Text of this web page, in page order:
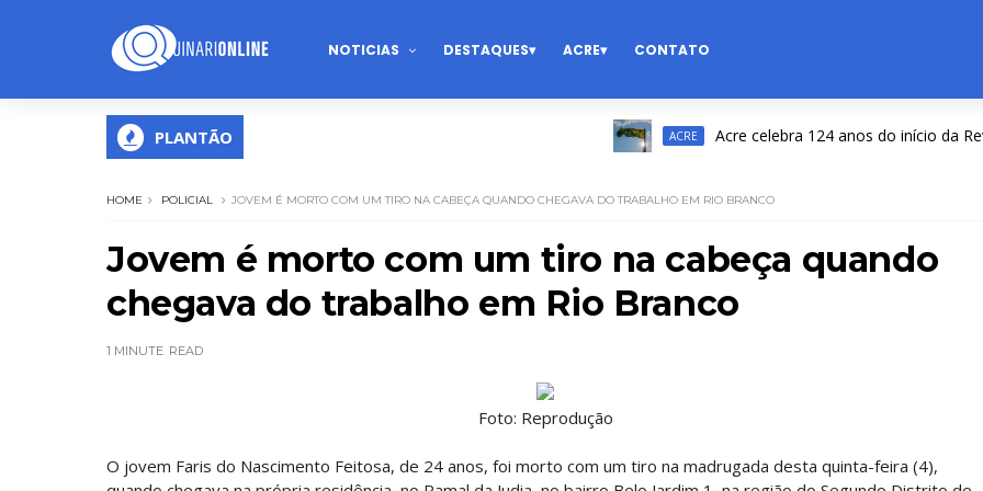
NOTICIAS DESTAQUES ACRE CONTATO
PLANTÃO ACRE Acre celebra 124 anos do início da
HOME POLICIAL JOVEM É MORTO COM UM TIRO NA CABEÇA QUANDO CHEGAVA DO TRABALHO EM RIO BRANCO
Jovem é morto com um tiro na cabeça quando
chegava do trabalho em Rio Branco
1 MINUTE READ
Foto: Reprodução
O jovem Faris do Nascimento Feitosa, de 24 anos, foi morto com um tiro na madrugada desta quinta-feira (4),